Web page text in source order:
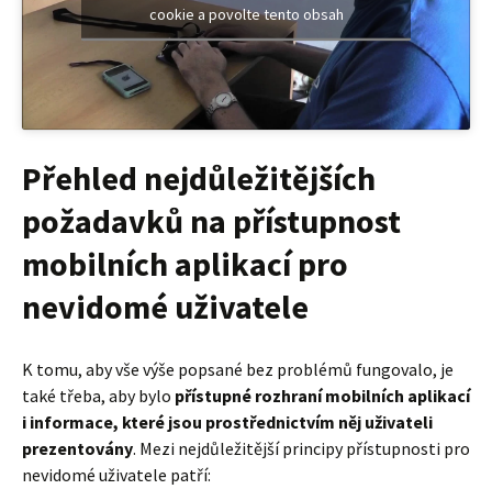
cookie a povolte tento obsah
Přehled nejdůležitějších
požadavků na přístupnost
mobilních aplikací pro
nevidomé uživatele
K tomu, aby vše výše popsané bez problémů fungovalo, je
také třeba, aby bylo přístupné rozhraní mobilních aplikací
i informace, které jsou prostřednictvím něj uživateli
prezentovány. Mezi nejdůležitější principy přístupnosti pro
nevidomé uživatele patří: